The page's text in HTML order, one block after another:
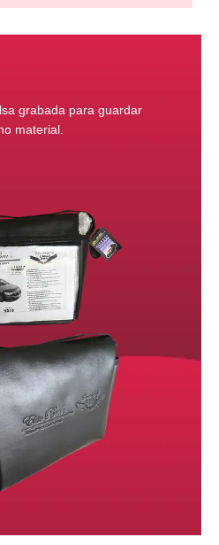
grabada para guardar
material.